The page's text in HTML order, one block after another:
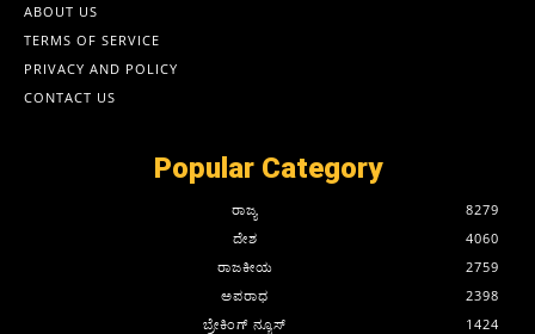
ABOUT US
TERMS OF SERVICE
PRIVACY AND POLICY
CONTACT US
Popular Category
ರಾಜ್ಯ
8279
ದೇಶ
4060
ರಾಜಕೀಯ
2759
ಅಪರಾಧ
2398
ಬ್ರೇಕಿಂಗ್ ನ್ಯೂಸ್
1424